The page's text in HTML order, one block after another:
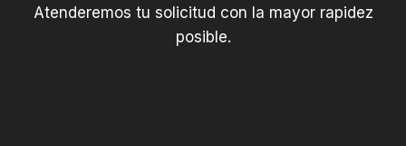
Atenderemos tu solicitud con la mayor rapidez
posible.